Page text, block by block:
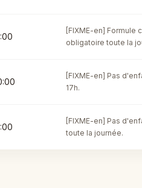
[FIXME-en] Formule
obligatoire toute la
[FIXME-en] Pas
17h.
[FIXME-en] Pas
toute la journée.